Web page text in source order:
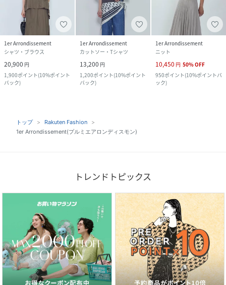
1er Arrondissement
シャツ・ブラウス
20,900 円
1,900ポイント(10%ポイント
バック)
1er Arrondissement
カットソー・Tシャツ
13,200 円
1,200ポイント(10%ポイント
バック)
1er Arrondissement
ニット
10,450 円 50%OFF
950ポイント(10%ポイントバ
ック)
トップ
Rakuten Fashion
1er Arrondissement(プルミエアロンディスモン)
トレンドトピックス